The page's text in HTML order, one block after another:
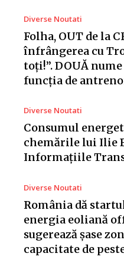
Diverse Noutati
Folha, OUT de la
înfrângerea cu
toți!”. DOUĂ
funcția de
Diverse Noutati
Consumul
chemările lui Ilie
Informațiile
Diverse Noutati
România dă
energia eoliană
sugerează șase
capacitate de